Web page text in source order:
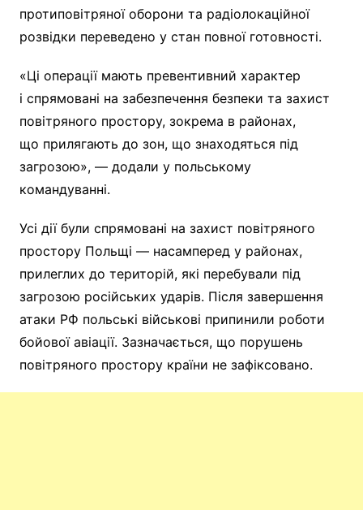
протиповітряної оборони та радіолокаційної
розвідки переведено у стан повної готовності.
«Ці операції мають превентивний характер
і спрямовані на забезпечення безпеки та захист
повітряного простору, зокрема в районах,
що прилягають до зон, що знаходяться під
загрозою», — додали у польському
командуванні.
Усі дії були спрямовані на захист повітряного
простору Польщі — насамперед у районах,
прилеглих до територій, які перебували під
загрозою російських ударів. Після завершення
атаки РФ польські військові припинили роботи
бойової авіації. Зазначається, що порушень
повітряного простору країни не зафіксовано.